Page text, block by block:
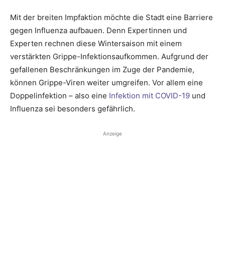
Mit der breiten Impfaktion möchte die Stadt eine Barriere
gegen Influenza aufbauen. Denn Expertinnen und
Experten rechnen diese Wintersaison mit einem
verstärkten Grippe-Infektionsaufkommen. Aufgrund der
gefallenen Beschränkungen im Zuge der Pandemie,
können Grippe-Viren weiter umgreifen. Vor allem eine
Doppelinfektion – also eine Infektion mit COVID-19 und
Influenza sei besonders gefährlich.
Anzeige